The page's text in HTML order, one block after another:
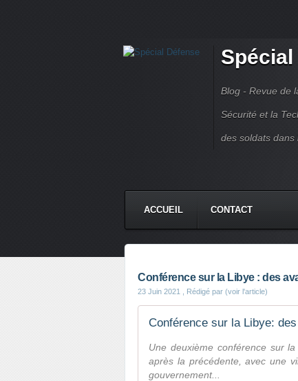
Blog - Revue de
Sécurité et la
des soldats dans
ACCUEIL CONTACT
Conférence sur la Libye : des
23 Juin 2021 , Rédigé par (voir l'article)
Conférence sur la Libye:
Une deuxième conférence sur
après la précédente, avec une
gouvernement...